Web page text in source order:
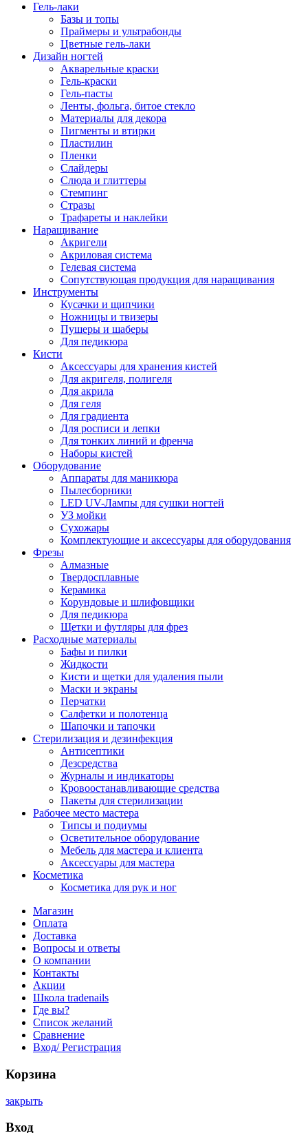
Гель-лаки
Базы и топы
Праймеры и ультрабонды
Цветные гель-лаки
Дизайн ногтей
Акварельные краски
Гель-краски
Гель-пасты
Ленты, фольга, битое стекло
Материалы для декора
Пигменты и втирки
Пластилин
Пленки
Слайдеры
Слюда и глиттеры
Стемпинг
Стразы
Трафареты и наклейки
Наращивание
Акригели
Акриловая система
Гелевая система
Сопутствующая продукция для наращивания
Инструменты
Кусачки и щипчики
Ножницы и твизеры
Пушеры и шаберы
Для педикюра
Кисти
Аксессуары для хранения кистей
Для акригеля, полигеля
Для акрила
Для геля
Для градиента
Для росписи и лепки
Для тонких линий и френча
Наборы кистей
Оборудование
Аппараты для маникюра
Пылесборники
LED UV-Лампы для сушки ногтей
УЗ мойки
Сухожары
Комплектующие и аксессуары для оборудования
Фрезы
Алмазные
Твердосплавные
Керамика
Корундовые и шлифовщики
Для педикюра
Щетки и футляры для фрез
Расходные материалы
Бафы и пилки
Жидкости
Кисти и щетки для удаления пыли
Маски и экраны
Перчатки
Салфетки и полотенца
Шапочки и тапочки
Стерилизация и дезинфекция
Антисептики
Дезсредства
Журналы и индикаторы
Кровоостанавливающие средства
Пакеты для стерилизации
Рабочее место мастера
Типсы и подиумы
Осветительное оборудование
Мебель для мастера и клиента
Аксессуары для мастера
Косметика
Косметика для рук и ног
Магазин
Оплата
Доставка
Вопросы и ответы
О компании
Контакты
Акции
Школа tradenails
Где вы?
Список желаний
Сравнение
Вход/ Регистрация
Корзина
закрыть
Вход